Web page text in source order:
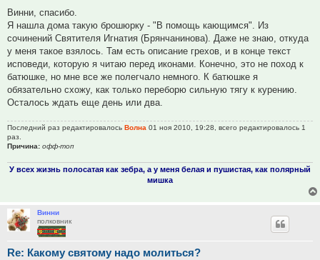
Винни, спасибо.
Я нашла дома такую брошюрку - "В помощь кающимся". Из
сочинений Святителя Игнатия (Брянчанинова). Даже не знаю, откуда
у меня такое взялось. Там есть описание грехов, и в конце текст
исповеди, которую я читаю перед иконами. Конечно, это не поход к
батюшке, но мне все же полегчало немного. К батюшке я
обязательно схожу, как только переборю сильную тягу к курению.
Осталось ждать еще день или два.
Последний раз редактировалось Волна 01 ноя 2010, 19:28, всего редактировалось 1
раз.
Причина: офф-топ
У всех жизнь полосатая как зебра, а у меня белая и пушистая, как полярный
мишка
Винни
полковник
Re: Какому святому надо молиться?